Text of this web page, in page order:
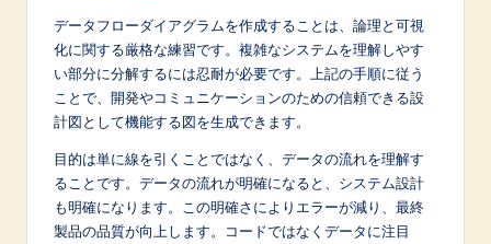
データフローダイアグラムを作成することは、論理と可視
化に関する厳格な練習です。複雑なシステムを理解しやす
い部分に分解するには忍耐が必要です。上記の手順に従う
ことで、開発やコミュニケーションのための信頼できる設
計図として機能する図を生成できます。
目的は単に線を引くことではなく、データの流れを理解す
ることです。データの流れが明確になると、システム設計
も明確になります。この明確さによりエラーが減り、最終
製品の品質が向上します。コードではなくデータに注目